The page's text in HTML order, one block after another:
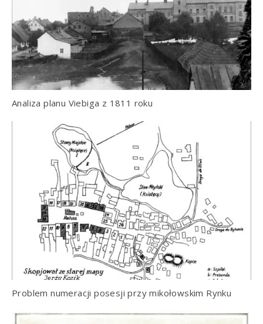
Analiza planu Viebiga z 1811 roku
Problem numeracji posesji przy mikołowskim Rynku